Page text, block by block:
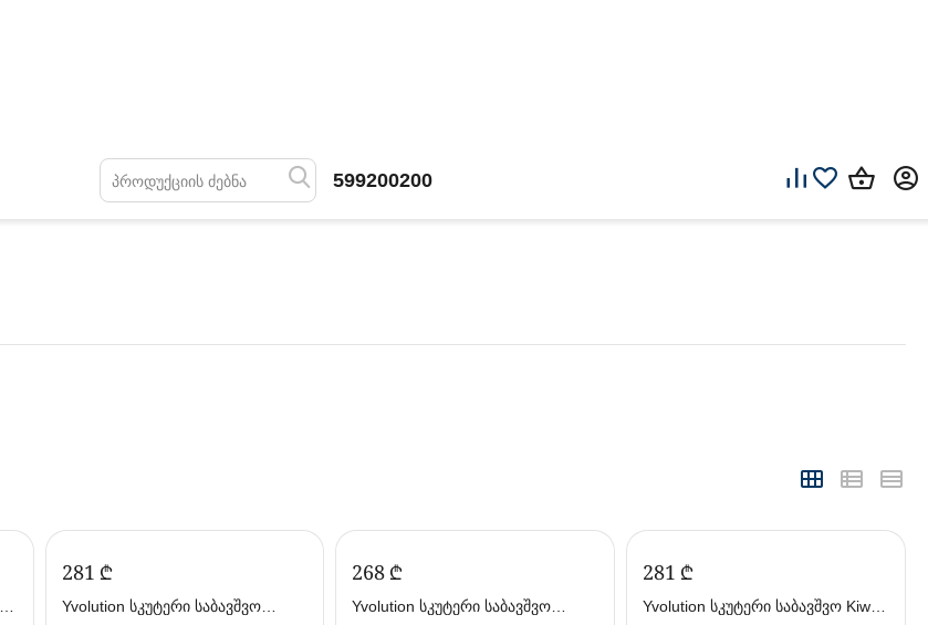
599200200
‍281‍ ₾
Yvolution სკუტერი საბავშვო
‍268‍ ₾
Yvolution სკუტერი საბავშვო
‍281‍ ₾
Yvolution სკუტერი საბავშვო Kiwi